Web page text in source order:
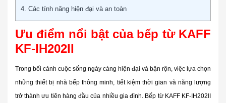
4. Các tính năng hiện đại và an toàn
Ưu điểm nổi bật của bếp từ KAFF
KF-IH202II
Trong bối cảnh cuộc sống ngày càng hiện đại và bận rộn, việc lựa chọn
những thiết bị nhà bếp thông minh, tiết kiệm thời gian và năng lượng
trở thành ưu tiên hàng đầu của nhiều gia đình. Bếp từ KAFF KF-IH202II